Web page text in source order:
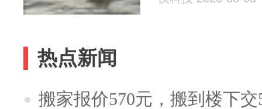
热点新闻
搬家报价570元，搬到楼下